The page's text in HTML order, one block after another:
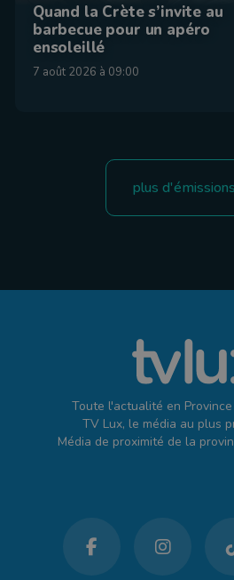
Quand la Crète s’invite au
barbecue pour un apéro
ensoleillé
7 août 2026 à 09:00
plus d'émissions
Toute l'actualité en
TV Lux, le média au plus
Média de proximité de la